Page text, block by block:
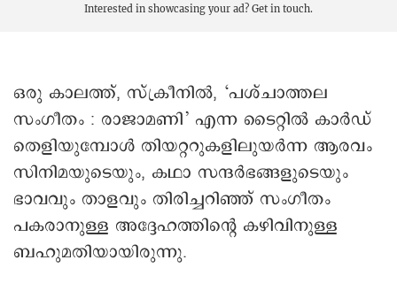
Interested in showcasing your ad? Get in touch.
ഒരു കാലത്ത്, സ്ക്രീനില്‍, ‘പശ്ചാത്തല
സംഗീതം : രാജാമണി’ എന്ന ടൈറ്റിൽ കാർഡ്
തെളിയുമ്പോൾ തിയറ്ററുകളിലുയർന്ന ആരവം
സിനിമയുടെയും, കഥാ സന്ദര്‍ഭങ്ങളുടെയും
ഭാവവും താളവും തിരിച്ചറിഞ്ഞ് സംഗീതം
പകരാനുള്ള അദ്ദേഹത്തിന്റെ കഴിവിനുള്ള
ബഹുമതിയായിരുന്നു.